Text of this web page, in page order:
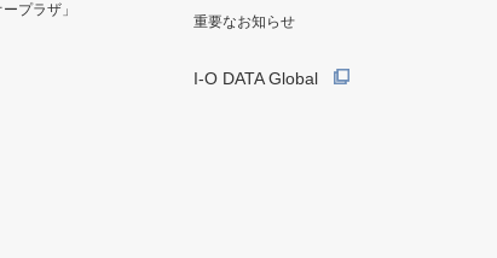
プラザ」
重要なお知らせ
I-O DATA Global